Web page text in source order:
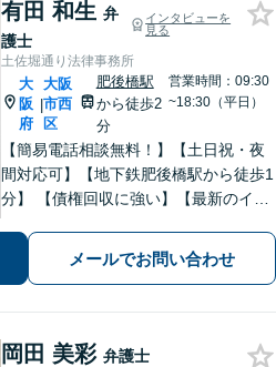
有田 和生 弁
護士
インタビューを
見る
土佐堀通り法律事務所
大
阪
府
|
大阪
市西
区
肥後橋駅
から徒歩2
分
営業時間：09:30
~18:30（平日）
【簡易電話相談無料！】【土日祝・夜
間対応可】【地下鉄肥後橋駅から徒歩1
分】 【債権回収に強い】【最新のイン
けで解決することもよくあります。ま
ずはお気軽にご相談下さい。【ビデオ
メールでお問い合わせ
岡田 美彩 弁護士